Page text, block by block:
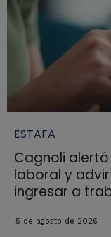
ESTAFA
Cagnoli
laboral y
ingresar a
5 de agosto de 2026